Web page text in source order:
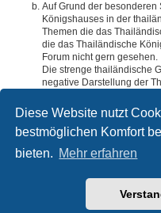
Diese Website nutzt
bestmöglichen Komfort
bieten. Mehr erfahren
Auf Grund der
Königshauses in der
Themen die das
die das Thailändische
Forum nicht gern gesehen.
Die strenge thailändische
negative Darstellung der
deren Inhalte
erscheinen, kommentarlos
Powered byphpBB®
Deutsche